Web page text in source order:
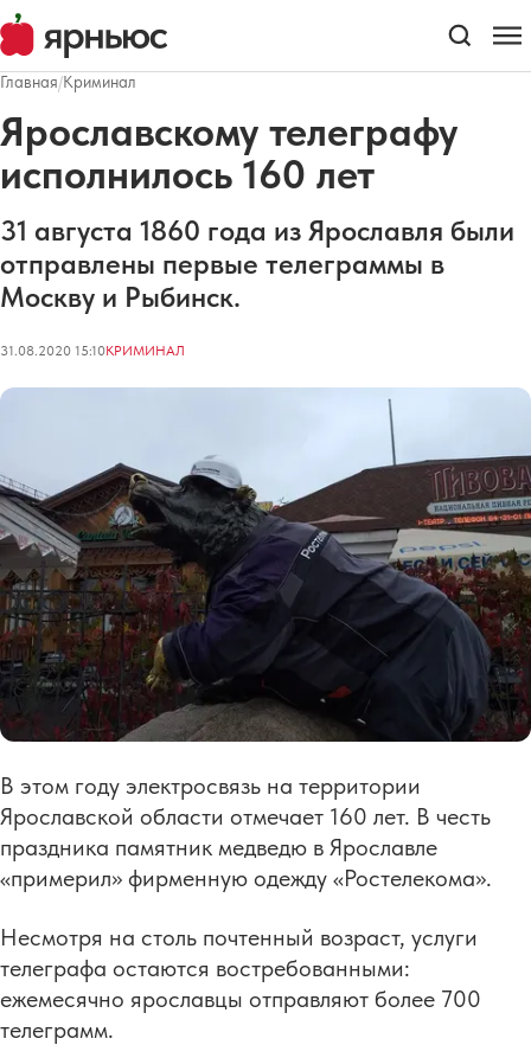
Главная/Криминал
Ярославскому телеграфу
исполнилось 160 лет
31 августа 1860 года из Ярославля были
отправлены первые телеграммы в
Москву и Рыбинск.
31.08.2020 15:10КРИМИНАЛ
В этом году электросвязь на территории
Ярославской области отмечает 160 лет. В честь
праздника памятник медведю в Ярославле
«примерил» фирменную одежду «Ростелекома».
Несмотря на столь почтенный возраст, услуги
телеграфа остаются востребованными:
ежемесячно ярославцы отправляют более 700
телеграмм.